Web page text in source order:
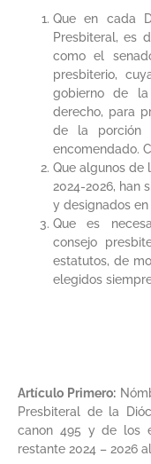
Que en cada
Presbiteral, es
como el
presbiterio,
gobierno de
derecho, para
de la porción
encomendado.
Que algunos de
2024-2026, han
y designados
Que es
consejo
estatutos, de
elegidos
Artículo Primero:
Presbiteral de la
canon 495 y de los
restante 2024 – 2026